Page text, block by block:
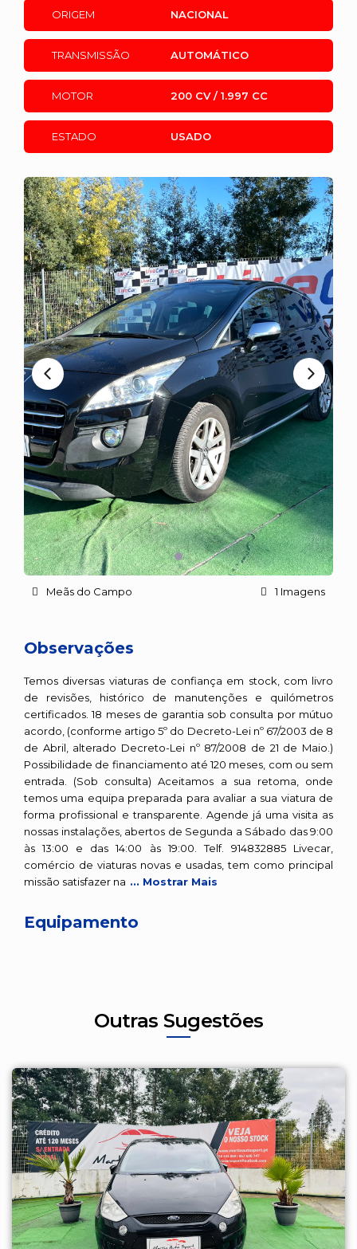
ORIGEM NACIONAL
TRANSMISSÃO AUTOMÁTICO
MOTOR 200 CV / 1.997 CC
ESTADO USADO
Meãs do Campo 1 Imagens
Observações
Temos diversas viaturas de confiança em stock, com livro
de revisões, histórico de manutenções e quilómetros
certificados. 18 meses de garantia sob consulta por mútuo
acordo, (conforme artigo 5º do Decreto-Lei nº 67/2003 de 8
de Abril, alterado Decreto-Lei nº 87/2008 de 21 de Maio.)
Possibilidade de financiamento até 120 meses, com ou sem
entrada. (Sob consulta) Aceitamos a sua retoma, onde
temos uma equipa preparada para avaliar a sua viatura de
forma profissional e transparente. Agende já uma visita as
nossas instalações, abertos de Segunda a Sábado das 9:00
às 13:00 e das 14:00 às 19:00. Telf. 914832885 Livecar,
comércio de viaturas novas e usadas, tem como principal
missão satisfazer na ... Mostrar Mais
Equipamento
Outras Sugestões